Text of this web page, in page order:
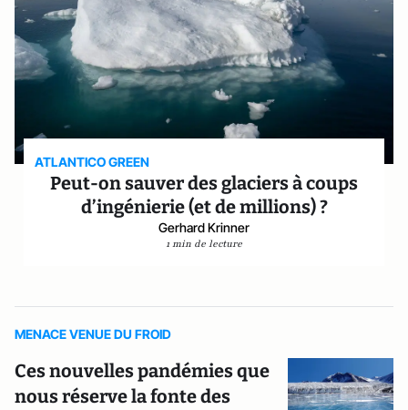
ATLANTICO GREEN
Peut-on sauver des glaciers à coups
d’ingénierie (et de millions) ?
Gerhard Krinner
1 min de lecture
MENACE VENUE DU FROID
Ces nouvelles pandémies que
nous réserve la fonte des